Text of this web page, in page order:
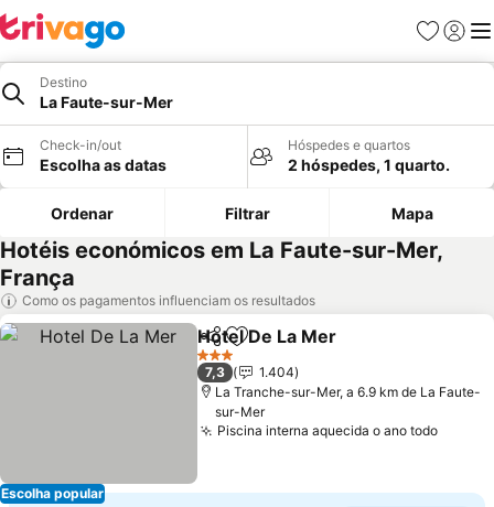
Favoritos
Iniciar
Destino
La Faute-sur-Mer
Check-in/out
Escolha as datas
Hóspedes e quartos
2 hóspedes, 1 quarto.
Ordenar Filtrar Mapa
Hotéis económicos em La Faute-sur-Mer,
França
Como os pagamentos influenciam os resultados
Escolha popular
PartilharAdicionar aos favoritos
Hotel De La Mer
3 Estrelas
7,3
1.404
La Tranche-sur-Mer, a 6.9 km de La Faute-
sur-Mer
Piscina interna aquecida o ano todo